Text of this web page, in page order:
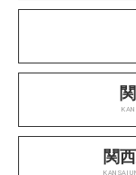
関
KANSAI